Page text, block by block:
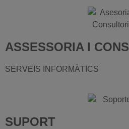
ASSESSORIA I
SERVEIS INFORMÀTICS
SUPORT